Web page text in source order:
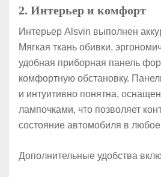
2. Интерьер и комфорт
Интерьер Alsvin выполнен
Мягкая ткань обивки,
удобная приборная панель
комфортную обстановку.
и интуитивно понятна,
лампочками, что позволяет
состояние автомобиля в
Дополнительные удобства